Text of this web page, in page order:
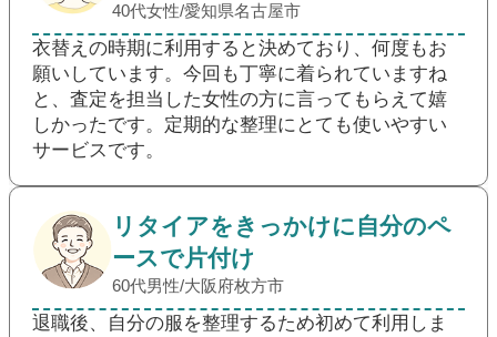
40代女性/愛知県名古屋市
衣替えの時期に利用すると決めており、何度もお
願いしています。今回も丁寧に着られていますね
と、査定を担当した女性の方に言ってもらえて嬉
しかったです。定期的な整理にとても使いやすい
サービスです。
リタイアをきっかけに自分のペ
ースで片付け
60代男性/大阪府枚方市
退職後、自分の服を整理するため初めて利用しま